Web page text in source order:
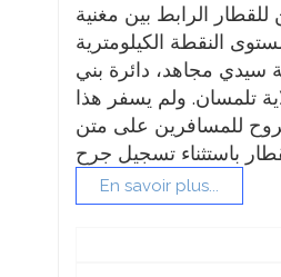
الرابط بين مغنية
النقطة الكيلومترية
سيدي مجاهد، دائرة بني
تلمسان. ولم يسفر هذا
للمسافرين على متن
En savoir plus...